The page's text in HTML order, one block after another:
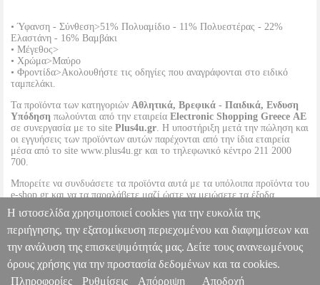
• Ύφανση - Σύνθεση>51% Πολυαμίδιο - 11% Πολυεστέρας - 22%
Ελαστάνη - 16% Βαμβάκι
• Μέγεθος>
• Χρώμα>Μαύρο
• Φροντίδα>Ακολουθήστε τις οδηγίες που αναγράφονται στο ειδικό
ταμπελάκι.
Τα προϊόντα των κατηγοριών Αθλητικά, Βρεφικά - Παιδικά, Ενδυση
Υπόδηση πωλούνται από την εταιρεία Electronic Shopping Greece ΑΕ
σε συνεργασία με το site Plus4u.gr. Η υποστήριξη μετά την πώληση και
οι εγγυήσεις των προϊόντων αυτών παρέχονται από την ίδια εταιρεία
μέσα από το site www.plus4u.gr και το τηλεφωνικό κέντρο 211 2000
700.
Μπορείτε να συνδυάσετε τα προϊόντα αυτά με τα υπόλοιπα προϊόντα του
e-shop.gr και να τα παραλάβετε μαζί ώστε να μειώσετε τα έξοδα
αποστολής. Μπορείτε επίσης να παραλάβετε από οποιοδήποτε eshop
point με μηδενικά έξοδα αποστολής ανεξαρτήτως ύψους παραγγελίας!
ΣΟΥΤΙΕΝ TRIUMPH AMOURETTE WHP ΜΑΥΡΟ
PL3.122287329 PL3.122287329 TRIUMPH TRIUMPH ΓΥΝΑΙΚΑ-
ΣΟΥΤΙΕΝ
Κατηγορία: ΓΥΝΑΙΚΑ-ΣΟΥΤΙΕΝ
Η ιστοσελίδα χρησιμοποιεί cookies για την ευκολία της
περιήγησης, την εξατομίκευση περιεχομένου και διαφημίσεων και
την ανάλυση της επισκεψιμότητάς μας. Δείτε τους ανανεωμένους
όρους χρήσης για την προστασία δεδομένων και τα cookies.
Πληροφορίες
Ρυθμίσεις Απόρριψη Αποδοχή